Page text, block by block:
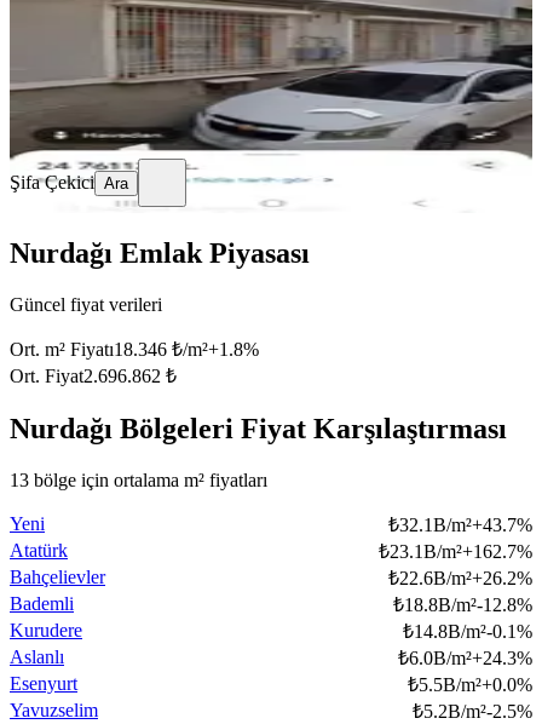
4.250.000 ₺4.500.000 ₺
Şifa Çekici
Ara
Şifa Çekici Ara
Nurdağı Emlak Piyasası
Güncel fiyat verileri
Ort. m² Fiyatı18.346 ₺/m²+1.8%
Ort. Fiyat2.696.862 ₺
Nurdağı Bölgeleri Fiyat Karşılaştırması
13 bölge için ortalama m² fiyatları
Yeni ₺32.1B/m²+43.7%
Atatürk
₺23.1B/m²+162.7%
Bahçelievler
₺22.6B/m²+26.2%
Bademli
₺18.8B/m²-12.8%
Kurudere
₺14.8B/m²-0.1%
Aslanlı
₺6.0B/m²+24.3%
Esenyurt
₺5.5B/m²+0.0%
Yavuzselim
₺5.2B/m²-2.5%